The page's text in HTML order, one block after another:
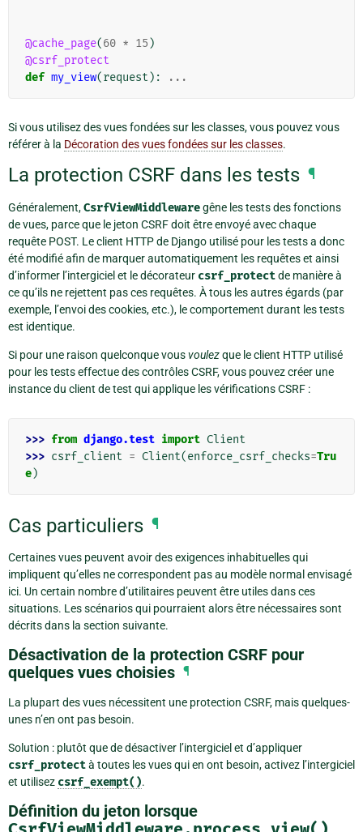
@cache_page(60 * 15 )
@csrf_protect
def my_view(request ): ...
Si vous utilisez des vues fondées sur les classes, vous pouvez vous
référer à la Décoration des vues fondées sur les classes.
La protection CSRF dans les tests ¶
Généralement,CsrfViewMiddlewaregêne les tests des fonctions
de vues, parce que le jeton CSRF doit être envoyé avec chaque
requête POST. Le client HTTP de Django utilisé pour les tests a donc
été modifié afin de marquer automatiquement les requêtes et ainsi
d’informer l’intergiciel et le décorateur csrf_protectde manière à
ce qu’ils ne rejettent pas ces requêtes. À tous les autres égards (par
exemple, l’envoi des cookies, etc.), le comportement durant les tests
est identique.
Si pour une raison quelconque vousvoulezque le client HTTP utilisé
pour les tests effectue des contrôles CSRF, vous pouvez créer une
instance du client de test qui applique les vérifications CSRF :
>>> from django.test import Client
>>> csrf_client = Client(enforce_csrf_checks=Tru
e)
Cas particuliers ¶
Certaines vues peuvent avoir des exigences inhabituelles qui
impliquent qu’elles ne correspondent pas au modèle normal envisagé
ici. Un certain nombre d’utilitaires peuvent être utiles dans ces
situations. Les scénarios qui pourraient alors être nécessaires sont
décrits dans la section suivante.
Désactivation de la protection CSRF pour
quelques vues choisies ¶
La plupart des vues nécessitent une protection CSRF, mais quelques-
unes n’en ont pas besoin.
Solution : plutôt que de désactiver l’intergiciel et d’appliquer
csrf_protectà toutes les vues qui en ont besoin, activez l’intergiciel
et utilisez csrf_exempt().
Définition du jeton lorsque